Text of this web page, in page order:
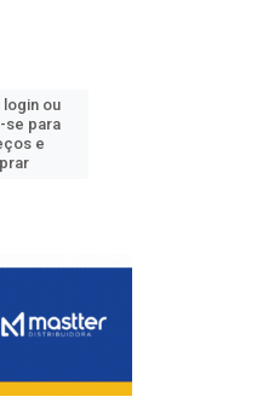
login ou
se para
e